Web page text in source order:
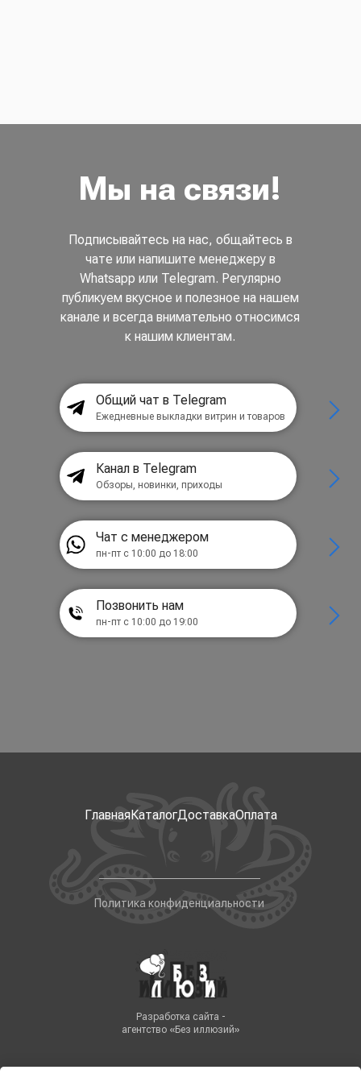
Мы на связи!
Подписывайтесь на нас, общайтесь в
чате или напишите менеджеру в
Whatsapp или Telegram. Регулярно
публикуем вкусное и полезное на нашем
канале и всегда внимательно относимся
к нашим клиентам.
Общий чат в Telegram
Ежедневные выкладки витрин и товаров
Канал в Telegram
Обзоры, новинки, приходы
Чат с менеджером
пн-пт с 10:00 до 18:00
Позвонить нам
пн-пт с 10:00 до 19:00
ГлавнаяКаталогДоставкаОплата
Политика конфиденциальности
Разработка сайта -
агентство «Без иллюзий»